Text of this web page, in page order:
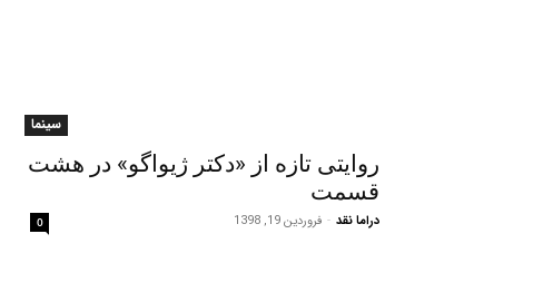
سینما
روایتی تازه از «دکتر ژیواگو» در هشت
قسمت
دراما نقد - فروردین 19, 1398 0